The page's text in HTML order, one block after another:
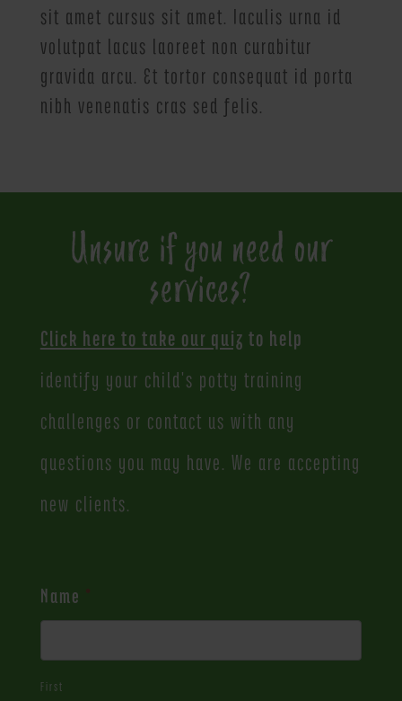
sit amet cursus sit amet. Iaculis urna id
volutpat lacus laoreet non curabitur
gravida arcu. Et tortor consequat id porta
nibh venenatis cras sed felis.
Unsure if you need our
services?
Click here to take our quiz to help
identify your child's potty training
challenges or contact us with any
questions you may have. We are accepting
new clients.
Contact
Name *
First